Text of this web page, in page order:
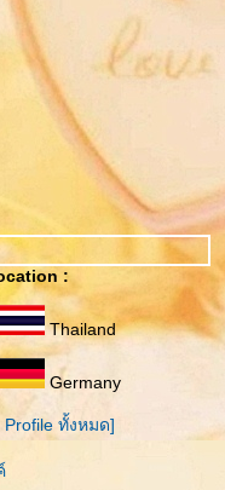
:
Thailand
Germany
Profile ทั้งหมด]